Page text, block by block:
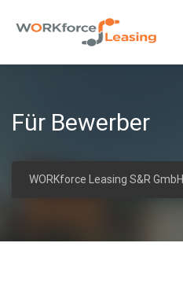
Für Bewerber
WORKforce Leasing S&R GmbH